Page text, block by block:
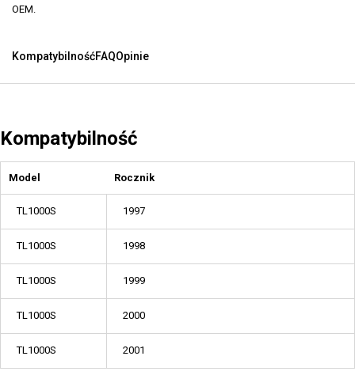
OEM.
KompatybilnośćFAQOpinie
Kompatybilność
Model Rocznik
TL1000S 1997
TL1000S 1998
TL1000S 1999
TL1000S 2000
TL1000S 2001